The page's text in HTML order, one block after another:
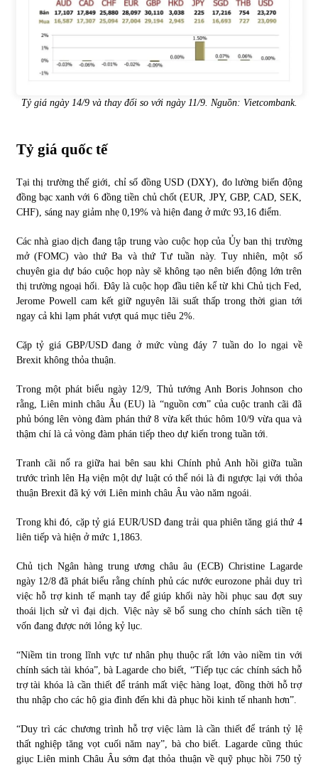
Tỷ giá ngày 14/9 và thay đổi so với ngày 11/9. Nguồn: Vietcombank.
Tỷ giá quốc tế
Tại thị trường thế giới, chỉ số đồng USD (DXY), đo lường biến động
đồng bạc xanh với 6 đồng tiền chủ chốt (EUR, JPY, GBP, CAD, SEK,
CHF), sáng nay giảm nhẹ 0,19% và hiện đang ở mức 93,16 điểm.
Các nhà giao dịch đang tập trung vào cuộc họp của Ủy ban thị trường
mở (FOMC) vào thứ Ba và thứ Tư tuần này. Tuy nhiên, một số
chuyên gia dự báo cuộc họp này sẽ không tạo nên biến động lớn trên
thị trường ngoại hối. Đây là cuộc họp đầu tiên kể từ khi Chủ tịch Fed,
Jerome Powell cam kết giữ nguyên lãi suất thấp trong thời gian tới
ngay cả khi lạm phát vượt quá mục tiêu 2%.
Cặp tỷ giá GBP/USD đang ở mức vùng đáy 7 tuần do lo ngại về
Brexit không thỏa thuận.
Trong một phát biểu ngày 12/9, Thủ tướng Anh Boris Johnson cho
rằng, Liên minh châu Âu (EU) là “nguồn cơn” của cuộc tranh cãi đã
phủ bóng lên vòng đàm phán thứ 8 vừa kết thúc hôm 10/9 vừa qua và
thậm chí là cả vòng đàm phán tiếp theo dự kiến trong tuần tới.
Tranh cãi nổ ra giữa hai bên sau khi Chính phủ Anh hồi giữa tuần
trước trình lên Hạ viện một dự luật có thể nói là đi ngược lại với thỏa
thuận Brexit đã ký với Liên minh châu Âu vào năm ngoái.
Trong khi đó, cặp tỷ giá EUR/USD đang trải qua phiên tăng giá thứ 4
liên tiếp và hiện ở mức 1,1863.
Chủ tịch Ngân hàng trung ương châu âu (ECB) Christine Lagarde
ngày 12/8 đã phát biểu rằng chính phủ các nước eurozone phải duy trì
việc hỗ trợ kinh tế mạnh tay để giúp khối này hồi phục sau đợt suy
thoái lịch sử vì đại dịch. Việc này sẽ bổ sung cho chính sách tiền tệ
vốn đang được nới lỏng kỷ lục.
“Niềm tin trong lĩnh vực tư nhân phụ thuộc rất lớn vào niềm tin với
chính sách tài khóa”, bà Lagarde cho biết, “Tiếp tục các chính sách hỗ
trợ tài khóa là cần thiết để tránh mất việc hàng loạt, đồng thời hỗ trợ
thu nhập cho các hộ gia đình đến khi đà phục hồi kinh tế nhanh hơn”.
“Duy trì các chương trình hỗ trợ việc làm là cần thiết để tránh tỷ lệ
thất nghiệp tăng vọt cuối năm nay”, bà cho biết. Lagarde cũng thúc
giục Liên minh Châu Âu sớm đạt thỏa thuận về quỹ phục hồi 750 tỷ